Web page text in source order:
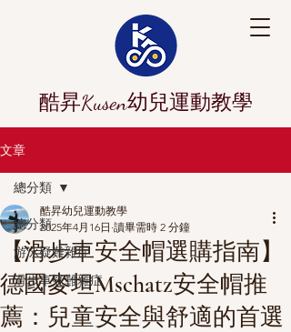
酷昇Kusen幼兒運動教學
文章
總分類
游泳疑難雜症
滑步車疑難雜症
總分類
【滑步車安全帽選購指南】
德國麥坦Mschatz安全帽推
薦：兒童安全與舒適的首選
酷昇幼兒運動教學
2025年4月16日 讀畢需時 2 分鐘